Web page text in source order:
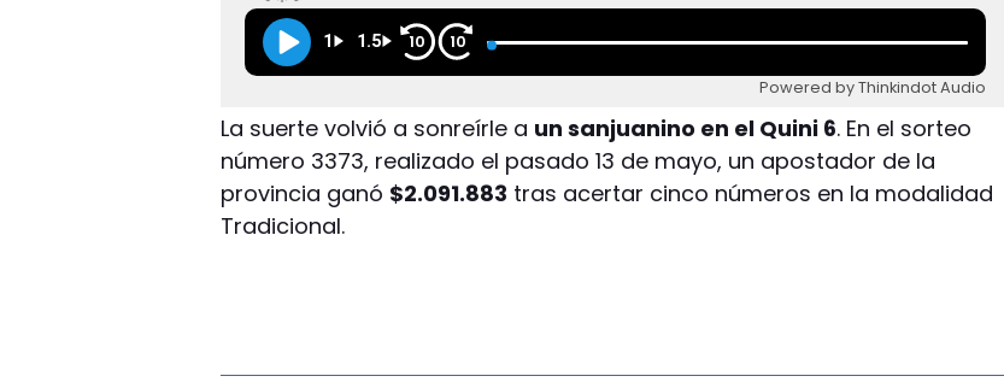
1 1.5 10 10
Powered by Thinkindot Audio
La suerte volvió a sonreírle a un sanjuanino en el Quini 6. En el sorteo
número 3373, realizado el pasado 13 de mayo, un apostador de la
provincia ganó $2.091.883 tras acertar cinco números en la modalidad
Tradicional.